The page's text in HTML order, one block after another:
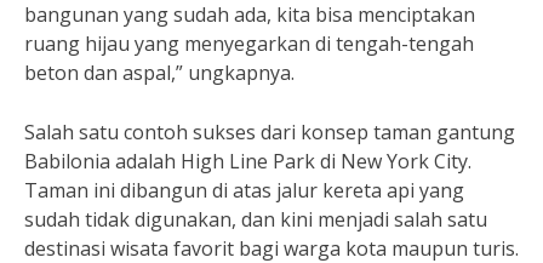
bangunan yang sudah ada, kita bisa menciptakan
ruang hijau yang menyegarkan di tengah-tengah
beton dan aspal,” ungkapnya.
Salah satu contoh sukses dari konsep taman gantung
Babilonia adalah High Line Park di New York City.
Taman ini dibangun di atas jalur kereta api yang
sudah tidak digunakan, dan kini menjadi salah satu
destinasi wisata favorit bagi warga kota maupun turis.